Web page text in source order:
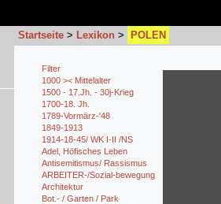
Startseite > Lexikon > POLEN
Filter
1000 >< Mittelalter
1500 - 17.Jh. - 30j-Krieg
1700-18. Jh.
1789-Vormärz-'48
1849-1913
1914-18-45/ WK I-II /NS
Adel, Höfisches Leben
Antisemitismus/ Rassismus
ARBEITER-/Sozial-bewegung
Architektur
Bot.- / Garten / Park